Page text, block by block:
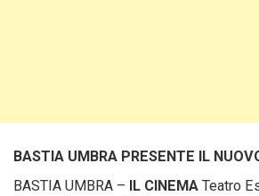
BASTIA UMBRA PRESENTE IL
BASTIA UMBRA – IL CINEMA Teatro